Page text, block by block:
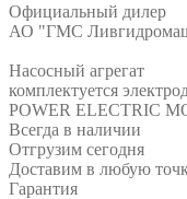
Официальный дилер
АО "ГМС
Насосный агрегат
комплектуется
POWER ELECTRIC
Всегда в наличии
Отгрузим сегодня
Доставим в любую
Гарантия